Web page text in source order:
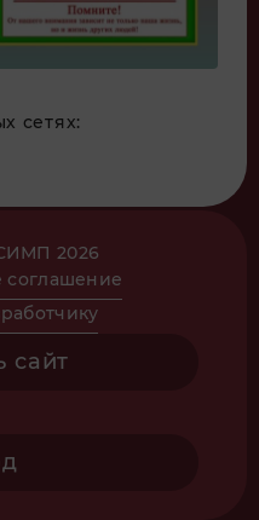
сетях:
2026
соглашение
сайт